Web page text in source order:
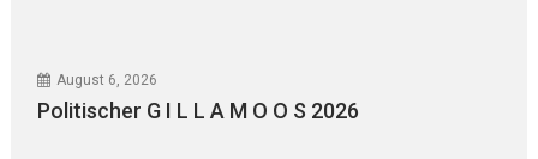
August 6, 2026
Politischer G I L L A M O O S 2026